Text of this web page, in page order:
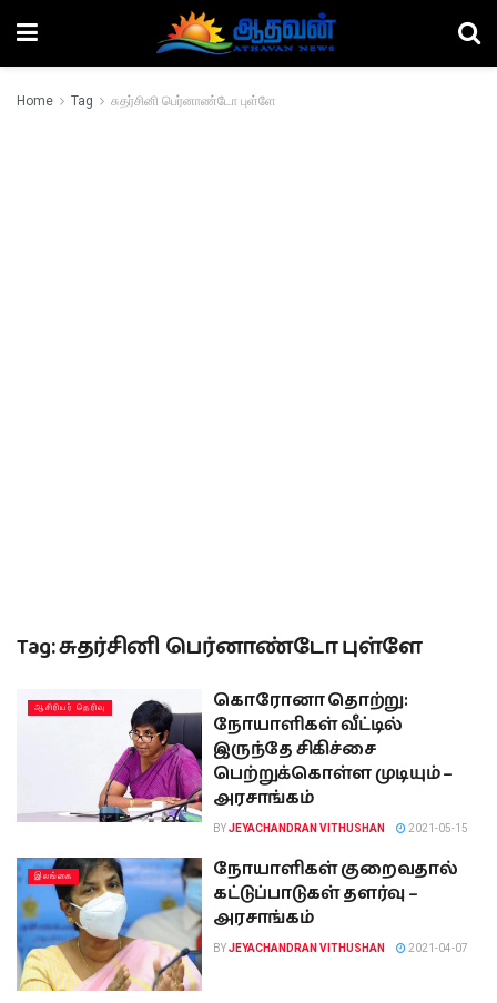
Home Tag சுதர்சினி பெர்னாண்டோ புள்ளே
Tag:சுதர்சினி பெர்னாண்டோ புள்ளே
ஆசிரியர் தெரிவு
கொரோனா தொற்று:
நோயாளிகள் வீட்டில்
இருந்தே சிகிச்சை
பெற்றுக்கொள்ள முடியும் –
அரசாங்கம்
BYJEYACHANDRAN VITHUSHAN 2021-05-15
இலங்கை
நோயாளிகள் குறைவதால்
கட்டுப்பாடுகள் தளர்வு –
அரசாங்கம்
BYJEYACHANDRAN VITHUSHAN 2021-04-07